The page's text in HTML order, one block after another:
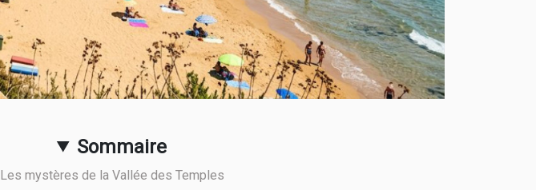
Sommaire
Les mystères de la Vallée des Temples